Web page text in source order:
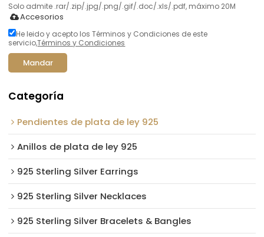
Solo admite .rar/.zip/.jpg/.png/.gif/.doc/.xls/.pdf, máximo 20M
Accesorios
He leido y acepto los Términos y Condiciones de este
servicio,Términos y Condiciones
Mandar
Categoría
Pendientes de plata de ley 925
Anillos de plata de ley 925
925 Sterling Silver Earrings
925 Sterling Silver Necklaces
925 Sterling Silver Bracelets & Bangles